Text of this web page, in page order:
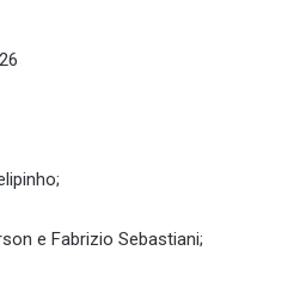
e Fabrizio Sebastiani;